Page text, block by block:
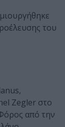
του
Zegler στο
από την